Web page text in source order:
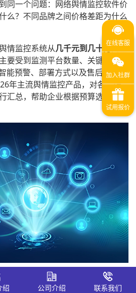
同一个问题：网络舆情监控软件价
么？不同品牌之间价格差距为什么
情监控系统从几千元到几十万元甚
要受到监测平台数量、关键词数
能预警、部署方式以及售后服务等
年主流舆情监控产品，对各品牌
汇总，帮助企业根据预算选择合适
络舆情监控软件价格
绍 公司介绍 联系我们